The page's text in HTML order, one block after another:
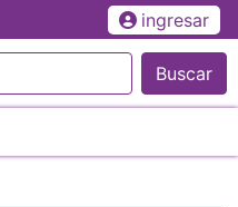
ingresar
Buscar